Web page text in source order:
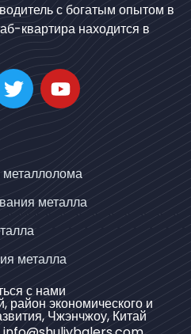
с богатым опытом в
квартира находится в
металла
металла
с нами
район экономического и
Чжэнчжоу, Китай
Arabic
Bulgarian
Turkish
German
Korean